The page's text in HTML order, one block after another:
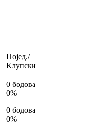
Појед./
Клупски
0 бодова
0%
0 бодова
0%